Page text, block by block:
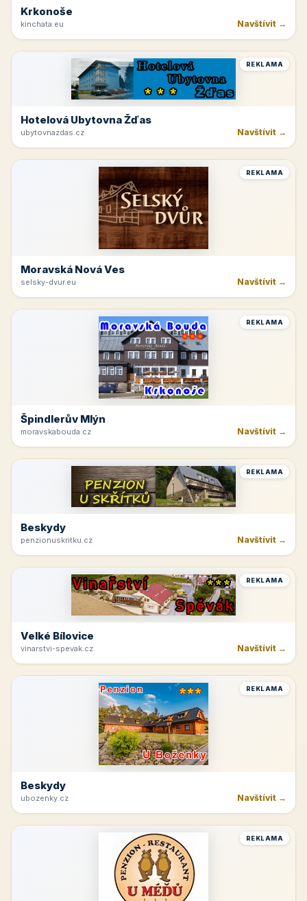
Krkonoše
kinchata.eu Navštívit →
REKLAMA
Hotelová Ubytovna Žďas
ubytovnazdas.cz Navštívit →
REKLAMA
Moravská Nová Ves
selsky-dvur.eu Navštívit →
REKLAMA
Špindlerův Mlýn
moravskabouda.cz Navštívit →
REKLAMA
Beskydy
penzionuskritku.cz Navštívit →
REKLAMA
Velké Bílovice
vinarstvi-spevak.cz Navštívit →
REKLAMA
Beskydy
ubozenky.cz Navštívit →
REKLAMA